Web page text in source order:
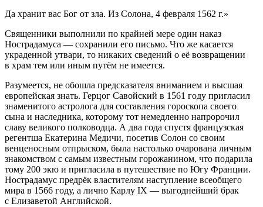
Да хранит вас Бог от зла. Из Солона, 4 февраля 1562 г.»
Священники выполнили по крайней мере один наказ
Нострадамуса — сохранили его письмо. Что же касается
украденной утвари, то никаких сведений о её возвращении
в храм тем или иным путём не имеется.
Разумеется, не обошла предсказателя вниманием и высшая
европейская знать. Герцог Савойский в 1561 году пригласил
знаменитого астролога для составления гороскопа своего
сына и наследника, которому тот немедленно напророчил
славу великого полководца. А два года спустя французская
регентша Екатерина Медичи, посетив Солон со своим
венценосным отпрыском, была настолько очарована личным
знакомством с самым известным горожанином, что подарила
тому 200 экю и пригласила в путешествие по Югу Франции.
Нострадамус предрёк властителям наступление всеобщего
мира в 1566 году, а лично Карлу IX — выгоднейший брак
с Елизаветой Английской.